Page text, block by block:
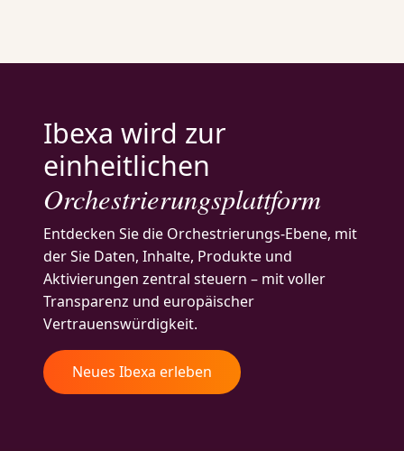
Ibexa wird zur
einheitlichen
Orchestrierungsplattform
Entdecken Sie die Orchestrierungs-Ebene, mit
der Sie Daten, Inhalte, Produkte und
Aktivierungen zentral steuern – mit voller
Transparenz und europäischer
Vertrauenswürdigkeit.
Neues Ibexa erleben